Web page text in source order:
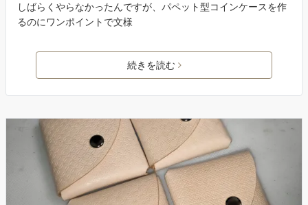
しばらくやらなかったんですが、パペット型コインケースを作
るのにワンポイントで文様
続きを読む